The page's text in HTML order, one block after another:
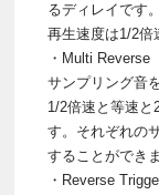
るディレイです。
再生速度は1/2倍
・Multi Reverse
サンプリング音
1/2倍速と等速と
す。それぞれの
することができま
・Reverse